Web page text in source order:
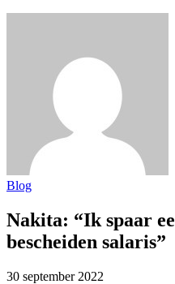
Blog
Nakita: “Ik spaar
bescheiden salaris”
30 september 2022